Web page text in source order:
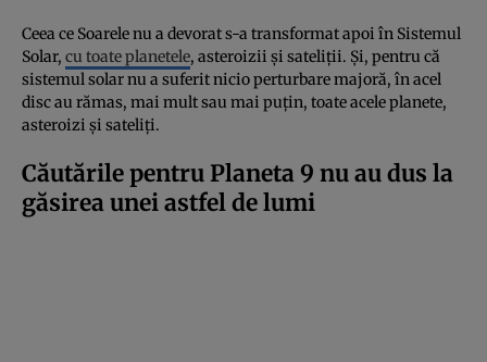
Ceea ce Soarele nu a devorat s-a transformat apoi în Sistemul
Solar, cu toate planetele, asteroizii și sateliții. Și, pentru că
sistemul solar nu a suferit nicio perturbare majoră, în acel
disc au rămas, mai mult sau mai puțin, toate acele planete,
asteroizi și sateliți.
Căutările pentru Planeta 9 nu au dus la
găsirea unei astfel de lumi